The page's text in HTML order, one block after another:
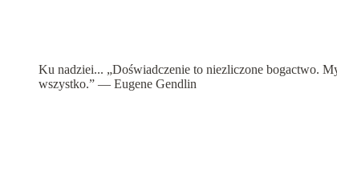
Ku nadziei... „Doświadczenie to niezliczone bogactwo.
wszystko.” — Eugene Gendlin